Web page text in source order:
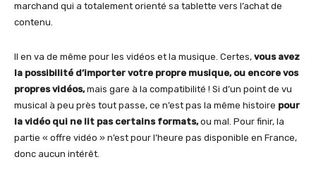
marchand qui a totalement orienté sa tablette vers l’achat de
contenu.
Il en va de même pour les vidéos et la musique. Certes, vous avez
la possibilité d’importer votre propre musique, ou encore vos
propres vidéos,mais gare à la compatibilité ! Si d’un point de vu
musical à peu près tout passe, ce n’est pas la même histoire pour
la vidéo qui ne lit pas certains formats,ou mal. Pour finir, la
partie « offre vidéo » n’est pour l’heure pas disponible en France,
donc aucun intérêt.